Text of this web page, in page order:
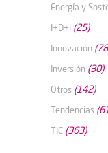
Energía y
I+D+i (25)
Innovación
Inversión (30)
Otros (142)
Tendencias
TIC (363)